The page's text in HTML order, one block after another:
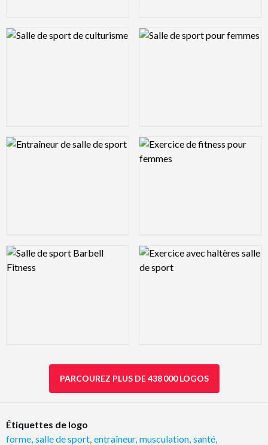
Logo Preview Image Logo Preview Image
Logo Preview Image Logo Preview Image
Logo Preview Image Logo Preview Image
PARCOUREZ PLUS DE 438 000 LOGOS
Étiquettes de logo
forme salle de sport entraîneur, musculation santé